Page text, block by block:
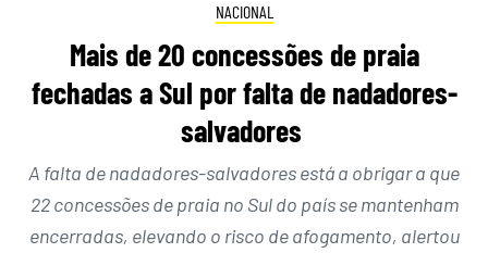
NACIONAL
Mais de 20 concessões de praia
fechadas a Sul por falta de nadadores-
salvadores
A falta de nadadores-salvadores está a obrigar a que
22 concessões de praia no Sul do país se mantenham
encerradas, elevando o risco de afogamento, alertou